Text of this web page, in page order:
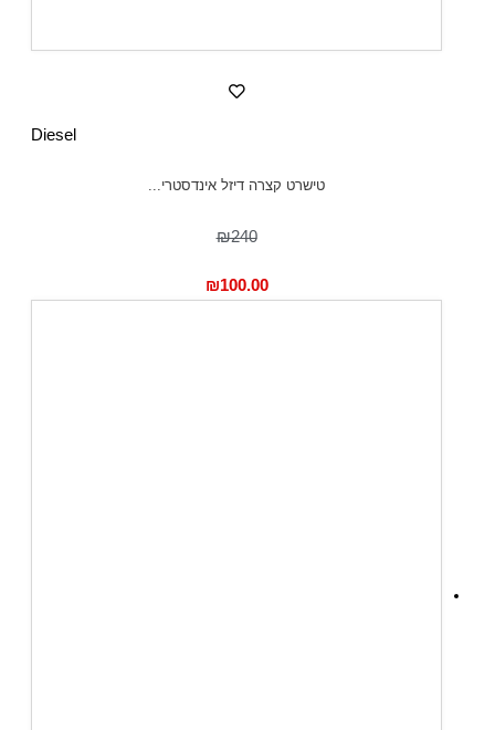
Diesel
טישרט קצרה דיזל אינדסטרי...
₪240
₪100.00